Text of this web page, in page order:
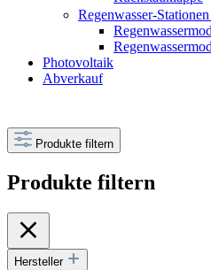
Regenwasser-Stationen
Photovoltaik
Abverkauf
Produkte filtern
Produkte filtern
Hersteller